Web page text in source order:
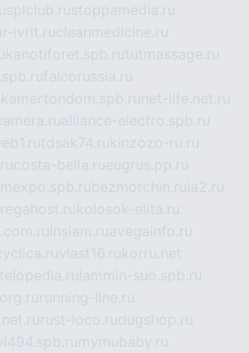
splclub.rustoppamedia.ru
ivrit.rucleanmedicine.ru
kanotiforet.spb.rututmassage.ru
falcorussia.ru
kamertondom.spb.ru net-life.net.ru
alliance-electro.spb.ru
tdsak74.rukinzozo-ru.ru
costa-bella.rueugrus.pp.ru
bezmorchin.ru ia2.ru
regahost.rukolosok-elita.ru
insiam.ruavegainfo.ru
vlast16.rukorru.net
lammin-suo.spb.ru
running-line.ru
rust-loco.rudugshop.ru
mymubaby.ru